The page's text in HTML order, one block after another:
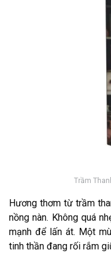
Trầm
Hương thơm từ trầm
nồng nàn. Không quá
mạnh để lấn át. Một
tinh thần đang rối rắm